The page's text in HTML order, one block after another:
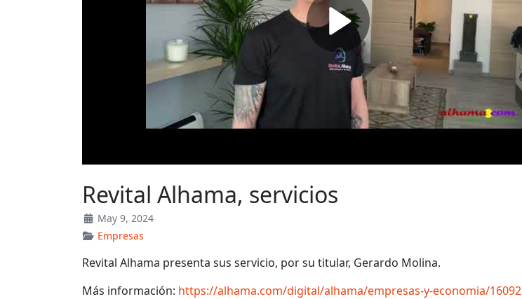
Revital Alhama, servicios
May 9, 2024
Empresas
Revital Alhama presenta sus servicio, por su titular, Gerardo Molina.
Más información: https://alhama.com/digital/alhama/empresas-y-economia/16092